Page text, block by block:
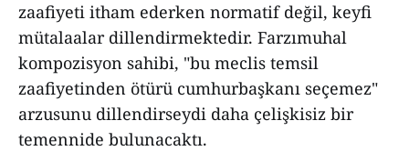
zaafiyeti itham ederken normatif değil, keyfi
mütalaalar dillendirmektedir. Farzımuhal
kompozisyon sahibi, "bu meclis temsil
zaafiyetinden ötürü cumhurbaşkanı seçemez"
arzusunu dillendirseydi daha çelişkisiz bir
temennide bulunacaktı.